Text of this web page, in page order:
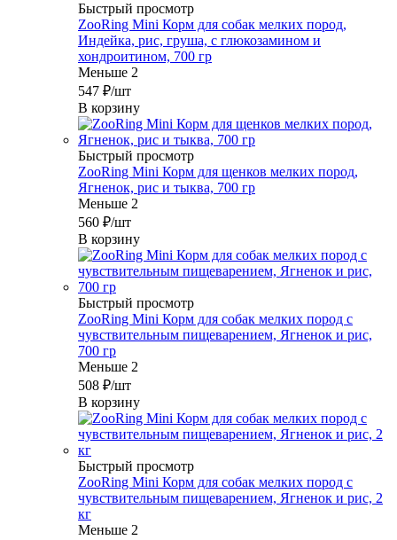
Быстрый просмотр
ZooRing Mini Корм для собак мелких пород,
Индейка, рис, груша, с глюкозамином и
хондроитином, 700 гр
Меньше 2
547 ₽/шт
В корзину
Быстрый просмотр
ZooRing Mini Корм для щенков мелких пород,
Ягненок, рис и тыква, 700 гр
Меньше 2
560 ₽/шт
В корзину
Быстрый просмотр
ZooRing Mini Корм для собак мелких пород с
чувствительным пищеварением, Ягненок и рис,
700 гр
Меньше 2
508 ₽/шт
В корзину
Быстрый просмотр
ZooRing Mini Корм для собак мелких пород с
чувствительным пищеварением, Ягненок и рис, 2
кг
Меньше 2